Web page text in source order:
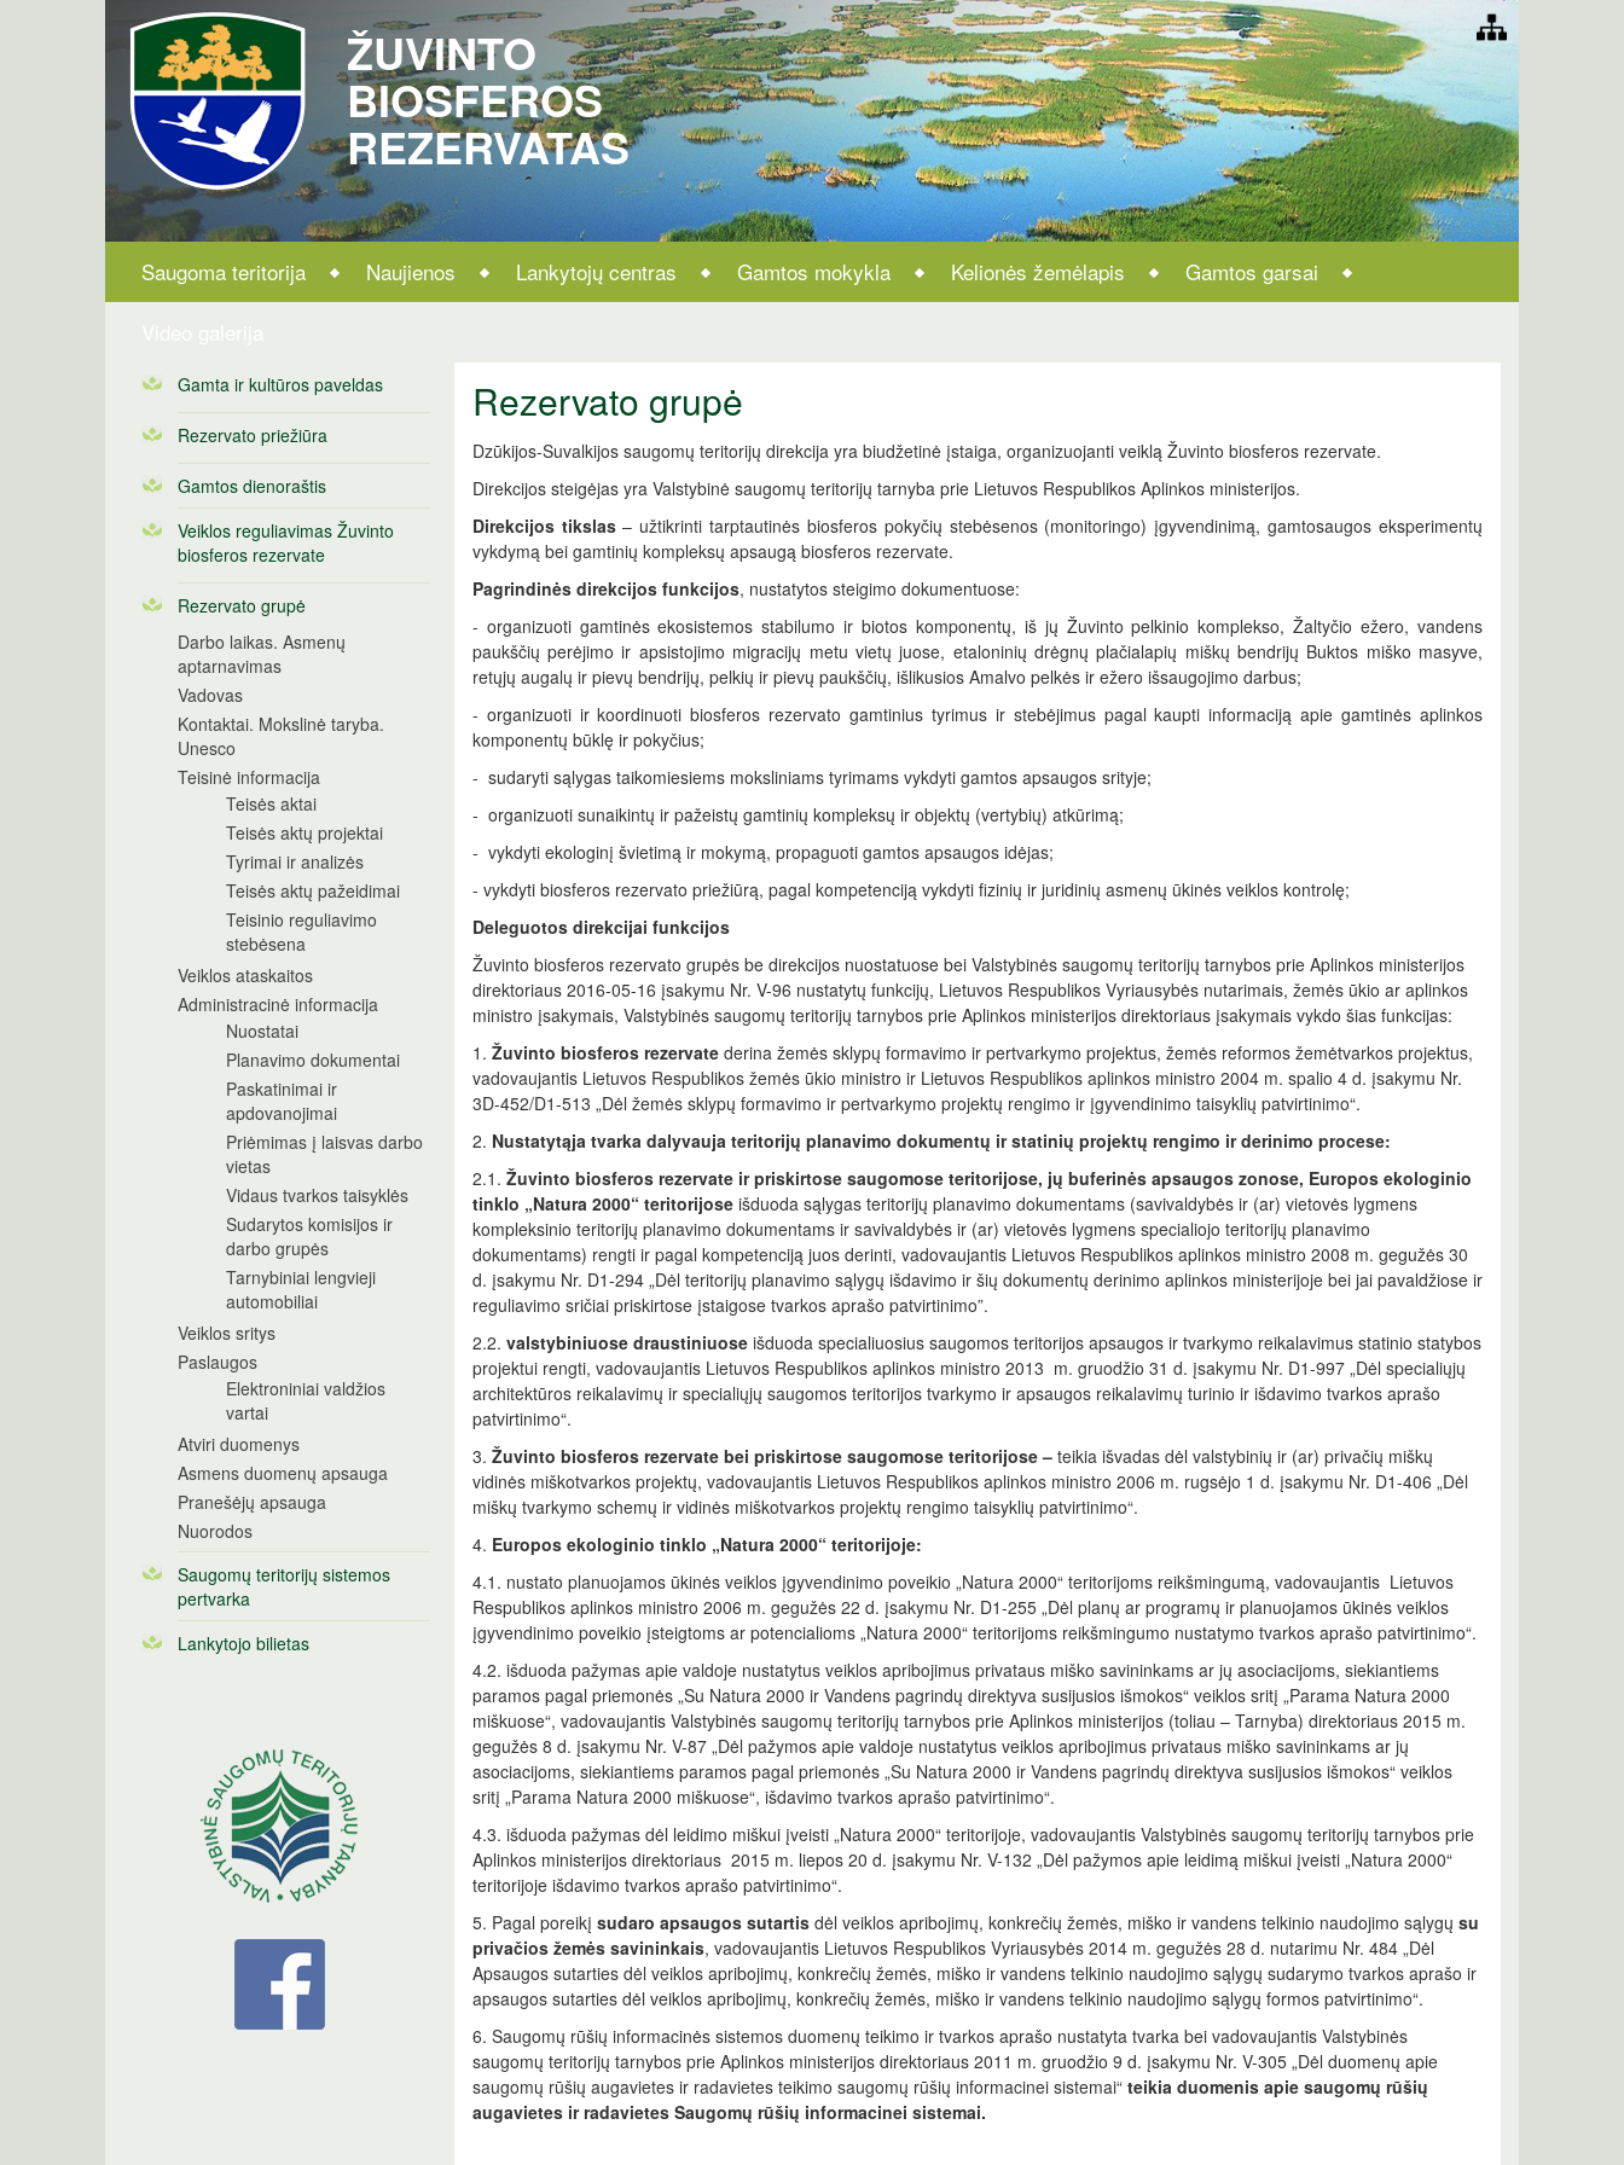
ŽUVINTO
BIOSFEROS
REZERVATAS
Saugoma teritorija Naujienos Lankytojų centras Gamtos mokykla Kelionės žemėlapis
Gamtos garsai
Gamta ir kultūros paveldas
Rezervato priežiūra
Gamtos dienoraštis
Veiklos reguliavimas Žuvinto
biosferos rezervate
Rezervato grupė
Darbo laikas. Asmenų
aptarnavimas
Vadovas
Kontaktai. Mokslinė taryba.
Unesco
Teisinė informacija
Teisės aktai
Teisės aktų projektai
Tyrimai ir analizės
Teisės aktų pažeidimai
Teisinio reguliavimo
stebėsena
Veiklos ataskaitos
Administracinė informacija
Nuostatai
Planavimo dokumentai
Paskatinimai ir
apdovanojimai
Priėmimas į laisvas darbo
vietas
Vidaus tvarkos taisyklės
Sudarytos komisijos ir
darbo grupės
Tarnybiniai lengvieji
automobiliai
Veiklos sritys
Paslaugos
Elektroniniai valdžios
vartai
Atviri duomenys
Asmens duomenų apsauga
Pranešėjų apsauga
Nuorodos
Saugomų teritorijų sistemos
pertvarka
Lankytojo bilietas
Rezervato grupė
Dzūkijos-Suvalkijos saugomų teritorijų direkcija yra biudžetinė įstaiga, organizuojanti veiklą Žuvinto biosferos rezervate.
Direkcijos steigėjas yra Valstybinė saugomų teritorijų tarnyba prie Lietuvos Respublikos Aplinkos ministerijos.
Direkcijos tikslas– užtikrinti tarptautinės biosferos pokyčių stebėsenos (monitoringo) įgyvendinimą, gamtosaugos eksperimentų
vykdymą bei gamtinių kompleksų apsaugą biosferos rezervate.
Pagrindinės direkcijos funkcijos, nustatytos steigimo dokumentuose:
- organizuoti gamtinės ekosistemos stabilumo ir biotos komponentų, iš jų Žuvinto pelkinio komplekso, Žaltyčio ežero, vandens
paukščių perėjimo ir apsistojimo migracijų metu vietų juose, etaloninių drėgnų plačialapių miškų bendrijų Buktos miško masyve,
retųjų augalų ir pievų bendrijų, pelkių ir pievų paukščių, išlikusios Amalvo pelkės ir ežero išsaugojimo darbus;
- organizuoti ir koordinuoti biosferos rezervato gamtinius tyrimus ir stebėjimus pagal kaupti informaciją apie gamtinės aplinkos
komponentų būklę ir pokyčius;
- sudaryti sąlygas taikomiesiems moksliniams tyrimams vykdyti gamtos apsaugos srityje;
- organizuoti sunaikintų ir pažeistų gamtinių kompleksų ir objektų (vertybių) atkūrimą;
- vykdyti ekologinį švietimą ir mokymą, propaguoti gamtos apsaugos idėjas;
- vykdyti biosferos rezervato priežiūrą, pagal kompetenciją vykdyti fizinių ir juridinių asmenų ūkinės veiklos kontrolę;
Deleguotos direkcijai funkcijos
Žuvinto biosferos rezervato grupės be direkcijos nuostatuose bei Valstybinės saugomų teritorijų tarnybos prie Aplinkos ministerijos
direktoriaus 2016-05-16 įsakymu Nr. V-96 nustatytų funkcijų, Lietuvos Respublikos Vyriausybės nutarimais, žemės ūkio ar aplinkos
ministro įsakymais, Valstybinės saugomų teritorijų tarnybos prie Aplinkos ministerijos direktoriaus įsakymais vykdo šias funkcijas:
1. Žuvinto biosferos rezervate derina žemės sklypų formavimo ir pertvarkymo projektus, žemės reformos žemėtvarkos projektus,
vadovaujantis Lietuvos Respublikos žemės ūkio ministro ir Lietuvos Respublikos aplinkos ministro 2004 m. spalio 4 d. įsakymu Nr.
3D-452/D1-513 „Dėl žemės sklypų formavimo ir pertvarkymo projektų rengimo ir įgyvendinimo taisyklių patvirtinimo“.
2. Nustatytąja tvarka dalyvauja teritorijų planavimo dokumentų ir statinių projektų rengimo ir derinimo procese:
2.1. Žuvinto biosferos rezervate ir priskirtose saugomose teritorijose, jų buferinės apsaugos zonose, Europos ekologinio
tinklo „Natura 2000“ teritorijoseišduoda sąlygas teritorijų planavimo dokumentams (savivaldybės ir (ar) vietovės lygmens
kompleksinio teritorijų planavimo dokumentams ir savivaldybės ir (ar) vietovės lygmens specialiojo teritorijų planavimo
dokumentams) rengti ir pagal kompetenciją juos derinti, vadovaujantis Lietuvos Respublikos aplinkos ministro 2008 m. gegužės 30
d. įsakymu Nr. D1-294 „Dėl teritorijų planavimo sąlygų išdavimo ir šių dokumentų derinimo aplinkos ministerijoje bei jai pavaldžiose ir
reguliavimo sričiai priskirtose įstaigose tvarkos aprašo patvirtinimo”.
2.2. valstybiniuose draustiniuoseišduoda specialiuosius saugomos teritorijos apsaugos ir tvarkymo reikalavimus statinio statybos
projektui rengti, vadovaujantis Lietuvos Respublikos aplinkos ministro 2013 m. gruodžio 31 d. įsakymu Nr. D1-997 „Dėl specialiųjų
architektūros reikalavimų ir specialiųjų saugomos teritorijos tvarkymo ir apsaugos reikalavimų turinio ir išdavimo tvarkos aprašo
patvirtinimo“.
3. Žuvinto biosferos rezervate bei priskirtose saugomose teritorijose – teikia išvadas dėl valstybinių ir (ar) privačių miškų
vidinės miškotvarkos projektų, vadovaujantis Lietuvos Respublikos aplinkos ministro 2006 m. rugsėjo 1 d. įsakymu Nr. D1-406 „Dėl
miškų tvarkymo schemų ir vidinės miškotvarkos projektų rengimo taisyklių patvirtinimo“.
4. Europos ekologinio tinklo „Natura 2000“ teritorijoje:
4.1. nustato planuojamos ūkinės veiklos įgyvendinimo poveikio „Natura 2000“ teritorijoms reikšmingumą, vadovaujantis Lietuvos
Respublikos aplinkos ministro 2006 m. gegužės 22 d. įsakymu Nr. D1-255 „Dėl planų ar programų ir planuojamos ūkinės veiklos
įgyvendinimo poveikio įsteigtoms ar potencialioms „Natura 2000“ teritorijoms reikšmingumo nustatymo tvarkos aprašo patvirtinimo“.
4.2. išduoda pažymas apie valdoje nustatytus veiklos apribojimus privataus miško savininkams ar jų asociacijoms, siekiantiems
paramos pagal priemonės „Su Natura 2000 ir Vandens pagrindų direktyva susijusios išmokos“ veiklos sritį „Parama Natura 2000
miškuose“, vadovaujantis Valstybinės saugomų teritorijų tarnybos prie Aplinkos ministerijos (toliau – Tarnyba) direktoriaus 2015 m.
gegužės 8 d. įsakymu Nr. V-87 „Dėl pažymos apie valdoje nustatytus veiklos apribojimus privataus miško savininkams ar jų
asociacijoms, siekiantiems paramos pagal priemonės „Su Natura 2000 ir Vandens pagrindų direktyva susijusios išmokos“ veiklos
sritį „Parama Natura 2000 miškuose“, išdavimo tvarkos aprašo patvirtinimo“.
4.3. išduoda pažymas dėl leidimo miškui įveisti „Natura 2000“ teritorijoje, vadovaujantis Valstybinės saugomų teritorijų tarnybos prie
Aplinkos ministerijos direktoriaus 2015 m. liepos 20 d. įsakymu Nr. V-132 „Dėl pažymos apie leidimą miškui įveisti „Natura 2000“
teritorijoje išdavimo tvarkos aprašo patvirtinimo“.
5. Pagal poreikį sudaro apsaugos sutartisdėl veiklos apribojimų, konkrečių žemės, miško ir vandens telkinio naudojimo sąlygų su
privačios žemės savininkais, vadovaujantis Lietuvos Respublikos Vyriausybės 2014 m. gegužės 28 d. nutarimu Nr. 484 „Dėl
Apsaugos sutarties dėl veiklos apribojimų, konkrečių žemės, miško ir vandens telkinio naudojimo sąlygų sudarymo tvarkos aprašo ir
apsaugos sutarties dėl veiklos apribojimų, konkrečių žemės, miško ir vandens telkinio naudojimo sąlygų formos patvirtinimo“.
6. Saugomų rūšių informacinės sistemos duomenų teikimo ir tvarkos aprašo nustatyta tvarka bei vadovaujantis Valstybinės
saugomų teritorijų tarnybos prie Aplinkos ministerijos direktoriaus 2011 m. gruodžio 9 d. įsakymu Nr. V-305 „Dėl duomenų apie
saugomų rūšių augavietes ir radavietes teikimo saugomų rūšių informacinei sistemai“ teikia duomenis apie saugomų rūšių
augavietes ir radavietes Saugomų rūšių informacinei sistemai.